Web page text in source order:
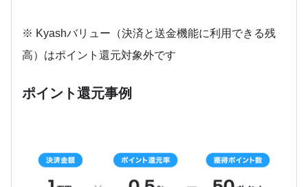
※ Kyashバリュー（決済と送金機能に利用できる残
高）はポイント還元対象外です
ポイント還元事例